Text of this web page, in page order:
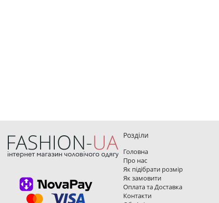
Розділи
Головна
Про нас
Як підібрати розмір
Як замовити
Оплата та Доставка
Контакти